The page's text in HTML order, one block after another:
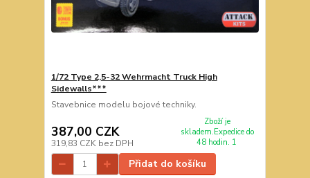
1/72 Type 2,5-32 Wehrmacht Truck High
Sidewalls***
Stavebnice modelu bojové techniky.
387,00 CZK
319,83 CZK bez DPH
Zboží je
skladem.Expedice do
48 hodin. 1
Přidat do košíku